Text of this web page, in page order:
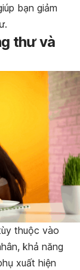
bạn giảm
thư và
thuộc vào
khả năng
xuất hiện